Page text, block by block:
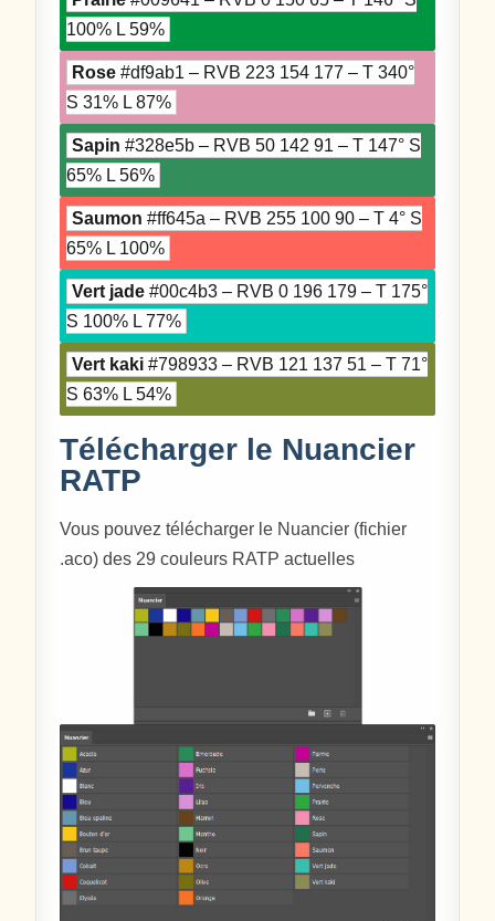
100% L 59%
Rose #df9ab1 – RVB 223 154 177 – T 340°
S 31% L 87%
Sapin #328e5b – RVB 50 142 91 – T 147° S
65% L 56%
Saumon #ff645a – RVB 255 100 90 – T 4° S
65% L 100%
Vert jade #00c4b3 – RVB 0 196 179 – T 175°
S 100% L 77%
Vert kaki #798933 – RVB 121 137 51 – T 71°
S 63% L 54%
Télécharger le Nuancier
RATP
Vous pouvez télécharger le Nuancier (fichier
.aco) des 29 couleurs RATP actuelles